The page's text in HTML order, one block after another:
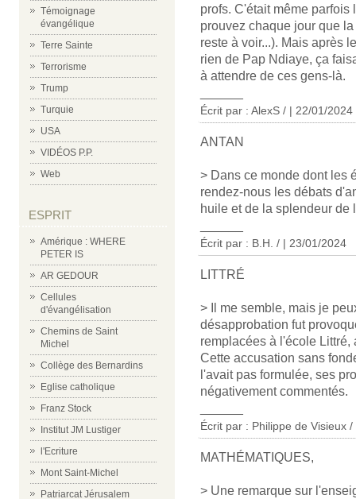
Témoignage
évangélique
Terre Sainte
Terrorisme
Trump
Turquie
USA
VIDÉOS P.P.
Web
ESPRIT
Amérique : WHERE
PETER IS
AR GEDOUR
Cellules
d'évangélisation
Chemins de Saint
Michel
Collège des Bernardins
Eglise catholique
Franz Stock
Institut JM Lustiger
l'Ecriture
Mont Saint-Michel
Patriarcat Jérusalem
profs. C'était même
prouvez chaque jour que
reste à voir...). Mais après
rien de Pap Ndiaye, ça
à attendre de ces gens-là.
Écrit par : AlexS / | 22/01/2024
ANTAN
> Dans ce monde dont les
rendez-nous les débats
huile et de la splendeur de
Écrit par : B.H. / | 23/01/2024
LITTRÉ
> Il me semble, mais je
désapprobation fut
remplacées à l'école
Cette accusation sans
l'avait pas formulée, ses
négativement commentés.
Écrit par : Philippe de Visieux
MATHÉMATIQUES,
> Une remarque sur